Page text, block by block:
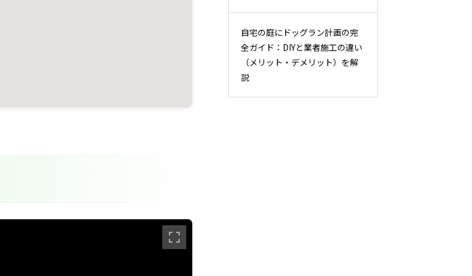
自宅の庭にドッグラン計画の完
全ガイド：DIYと業者施工の違い
（メリット・デメリット）を解
説